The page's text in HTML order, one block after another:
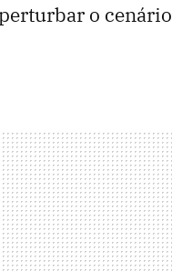
o cenário